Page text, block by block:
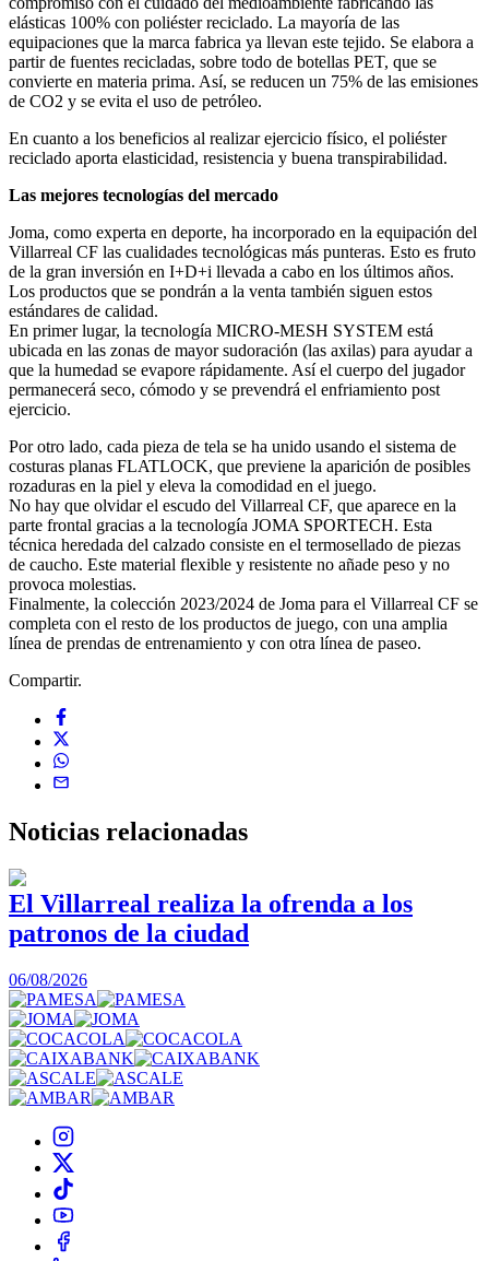
elásticas 100% con poliéster reciclado. La mayoría de las
equipaciones que la marca fabrica ya llevan este tejido. Se elabora a
partir de fuentes recicladas, sobre todo de botellas PET, que se
convierte en materia prima. Así, se reducen un 75% de las emisiones
de CO2 y se evita el uso de petróleo.
En cuanto a los beneficios al realizar ejercicio físico, el poliéster
reciclado aporta elasticidad, resistencia y buena transpirabilidad.
Las mejores tecnologías del mercado
Joma, como experta en deporte, ha incorporado en la equipación del
Villarreal CF las cualidades tecnológicas más punteras. Esto es fruto
de la gran inversión en I+D+i llevada a cabo en los últimos años.
Los productos que se pondrán a la venta también siguen estos
estándares de calidad.
En primer lugar, la tecnología MICRO-MESH SYSTEM está
ubicada en las zonas de mayor sudoración (las axilas) para ayudar a
que la humedad se evapore rápidamente. Así el cuerpo del jugador
permanecerá seco, cómodo y se prevendrá el enfriamiento post
ejercicio.
Por otro lado, cada pieza de tela se ha unido usando el sistema de
costuras planas FLATLOCK, que previene la aparición de posibles
rozaduras en la piel y eleva la comodidad en el juego.
No hay que olvidar el escudo del Villarreal CF, que aparece en la
parte frontal gracias a la tecnología JOMA SPORTECH. Esta
técnica heredada del calzado consiste en el termosellado de piezas
de caucho. Este material flexible y resistente no añade peso y no
provoca molestias.
Finalmente, la colección 2023/2024 de Joma para el Villarreal CF se
completa con el resto de los productos de juego, con una amplia
línea de prendas de entrenamiento y con otra línea de paseo.
Compartir.
Noticias relacionadas
El Villarreal realiza la ofrenda a los
patronos de la ciudad
06/08/2026